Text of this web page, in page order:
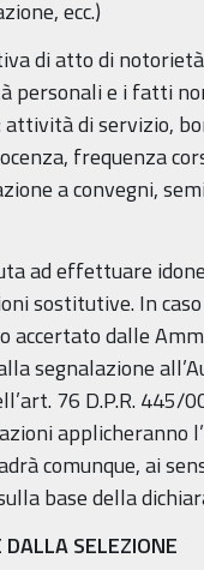
ecc.)
di atto di
personali e i fatti
di servizio,
frequenza
a convegni,
ad effettuare
sostitutive. In
accertato dalle
segnalazione
76 D.P.R. 445/
applicheranno
comunque, ai
base della
SELEZIONE